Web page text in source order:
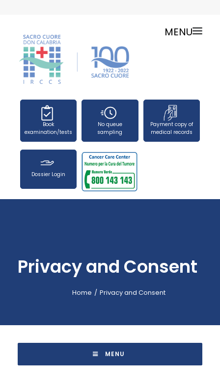
ONLINE SERVICES
SERVICE CHARTER
PUBLIC RELATIONS OFFICE-TELEPHONES
PRESS OFFICE
WORK WITH US
SEARCH
BOOKING: +39 045.601.32.57
Book
examination/tests
No queue
sampling
Payment copy of
medical records
Dossier Login
MENU
Privacy and Consent
Home Privacy and Consent